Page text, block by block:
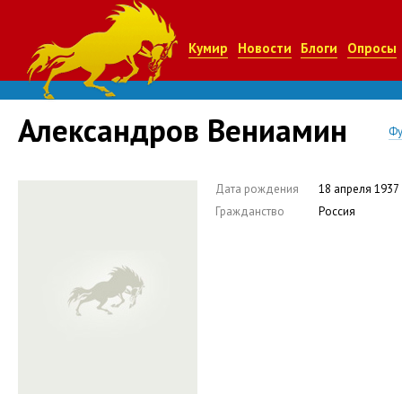
Кумир Новости Блоги Опросы
Александров Вениамин
Дата рождения
18 апреля 1937
Гражданство
Россия